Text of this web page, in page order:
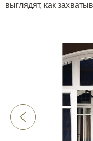
выглядят, как